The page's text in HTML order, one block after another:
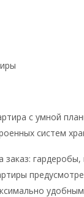
с умной
систем
заказ: